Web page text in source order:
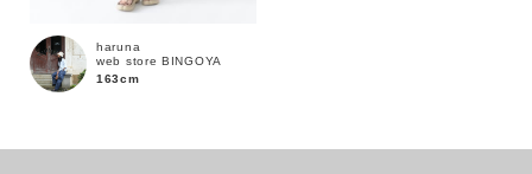
haruna
web store BINGOYA
163cm